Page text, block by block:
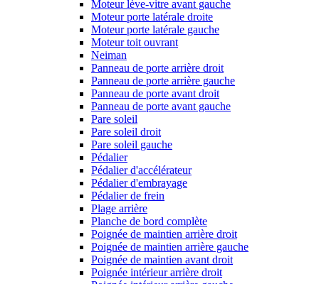
Moteur lève-vitre avant gauche
Moteur porte latérale droite
Moteur porte latérale gauche
Moteur toit ouvrant
Neiman
Panneau de porte arrière droit
Panneau de porte arrière gauche
Panneau de porte avant droit
Panneau de porte avant gauche
Pare soleil
Pare soleil droit
Pare soleil gauche
Pédalier
Pédalier d'accélérateur
Pédalier d'embrayage
Pédalier de frein
Plage arrière
Planche de bord complète
Poignée de maintien arrière droit
Poignée de maintien arrière gauche
Poignée de maintien avant droit
Poignée intérieur arrière droit